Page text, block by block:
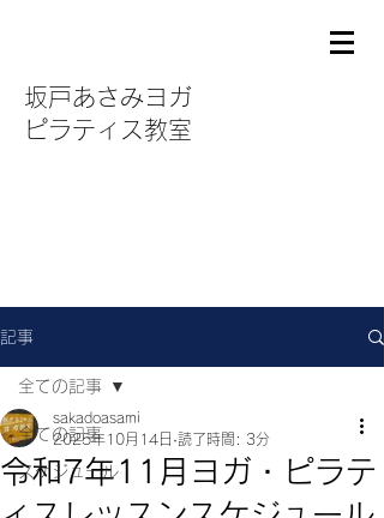
坂戸あさみヨガ
ピラティス教室
記事
全ての記事
スケジュール
全ての記事
令和7年11月ヨガ・ピラテ
sakadoasami
2025年10月14日 読了時間: 3分